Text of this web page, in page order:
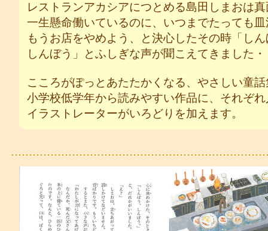
レストランアカシアにつとめる島田しまおは
一生懸命働いているのに、いつまでたっても
もうお店をやめよう、と決心したその時「し
しんぼう」とふしぎな声が聞こえてきました
こころがぽっとあたたかくなる、やさしい童
小学校低学年から読みやすい作品に、それぞ
イラストレーターがいろどりを加えます。